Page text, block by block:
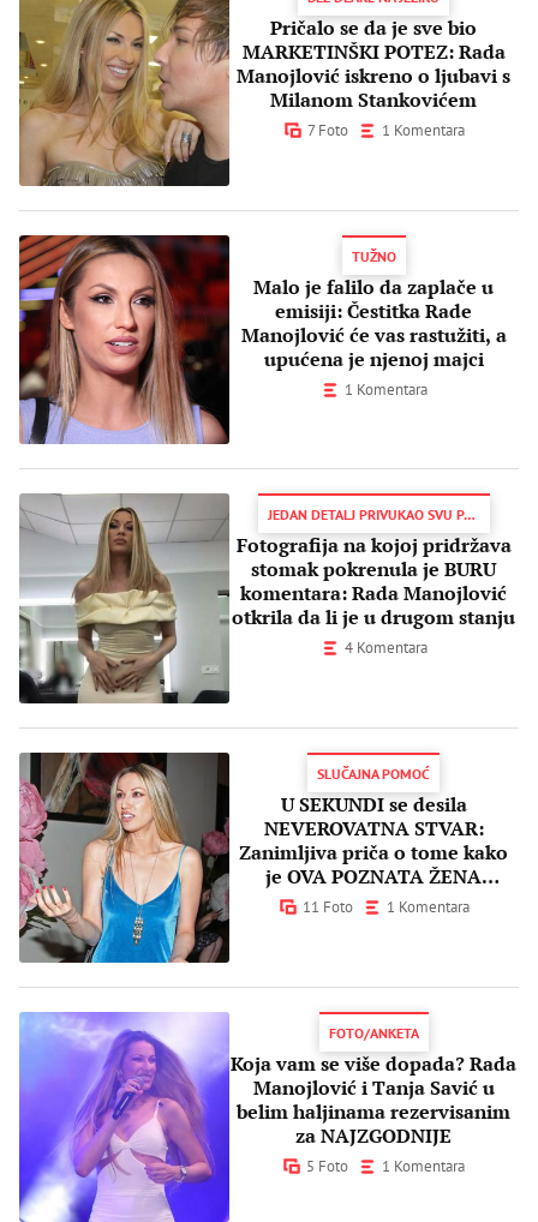
Pričalo se da je sve bio
MARKETINŠKI POTEZ: Rada
Manojlović iskreno o ljubavi s
Milanom Stankovićem
7 Foto 1 Komentara
TUŽNO
Malo je falilo da zaplače u
emisiji: Čestitka Rade
Manojlović će vas rastužiti, a
upućena je njenoj majci
1 Komentara
JEDAN DETALJ PRIVUKAO SVU PAŽNJU
Fotografija na kojoj pridržava
stomak pokrenula je BURU
komentara: Rada Manojlović
otkrila da li je u drugom stanju
4 Komentara
SLUČAJNA POMOĆ
U SEKUNDI se desila
NEVEROVATNA STVAR:
Zanimljiva priča o tome kako
je OVA POZNATA ŽENA
okrenula sudbinu Rade
11 Foto 1 Komentara
FOTO/ANKETA
Koja vam se više dopada? Rada
Manojlović i Tanja Savić u
belim haljinama rezervisanim
za NAJZGODNIJE
5 Foto 1 Komentara